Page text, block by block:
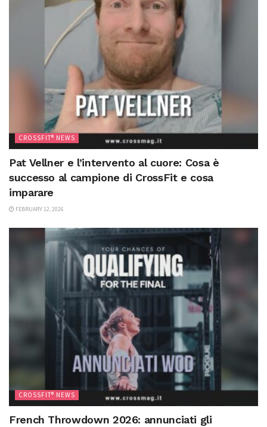
CROSSFIT® NEWS
Pat Vellner e l’intervento al cuore: Cosa è
successo al campione di CrossFit e cosa
imparare
FEBRUARY 12, 2026
CROSSFIT® NEWS
French Throwdown 2026: annunciati gli